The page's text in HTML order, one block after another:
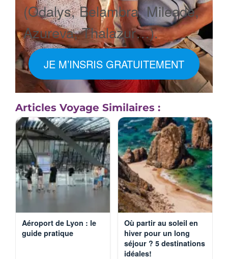
(Odalys, Belambra, Mileade,
Azureva, Thalazur…).
JE M’INSRIS GRATUITEMENT
Articles Voyage Similaires :
Aéroport de Lyon : le
guide pratique
Où partir au soleil en
hiver pour un long
séjour ? 5 destinations
idéales!